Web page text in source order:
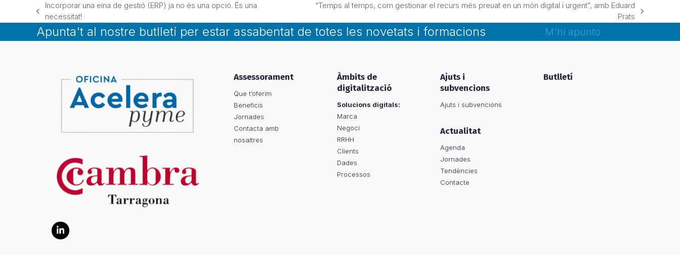
previous
post:
Incorporar una eina de gestió (ERP) ja no és una opció. És una
necessitat!
post:
“Temps al temps, com gestionar el recurs més preuat en un món digital i urgent”, amb Eduard
Prats
Apunta't al nostre butlletí per estar assabentat de totes les novetats i formacions M'hi apunto
LinkedIn
Assessorament
Que t’oferim
Beneficis
Jornades
Contacta amb
nosaltres
Àmbits de
digitalització
Solucions digitals:
Marca
Negoci
RRHH
Clients
Dades
Processos
Ajuts i
subvencions
Ajuts i subvencions
Actualitat
Agenda
Jornades
Tendències
Contacte
Butlletí